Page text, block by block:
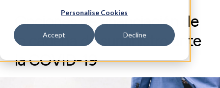
Personalise Cookies
Accept Decline
Opciones de financiación de
la cadena de suministro ante
la COVID-19